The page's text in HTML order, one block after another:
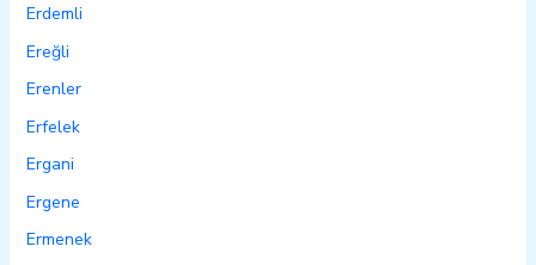
Erdemli
Ereğli
Erenler
Erfelek
Ergani
Ergene
Ermenek